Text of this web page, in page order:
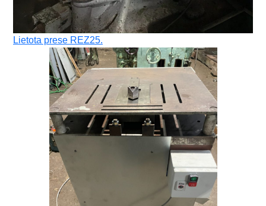
Lietota prese REZ25.